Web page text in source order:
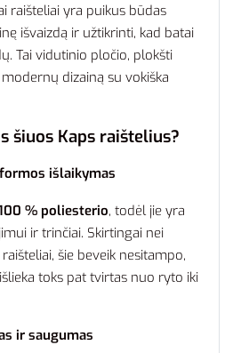
raišteliai yra puikus būdas
išvaizdą ir užtikrinti, kad batai
Tai vidutinio pločio, plokšti
dizainą su vokiška
šiuos Kaps raištelius?
išlaikymas
% poliesterio, todėl jie yra
ir trinčiai. Skirtingai nei
šie beveik nesitampo,
toks pat tvirtas nuo ryto iki
ir saugumas